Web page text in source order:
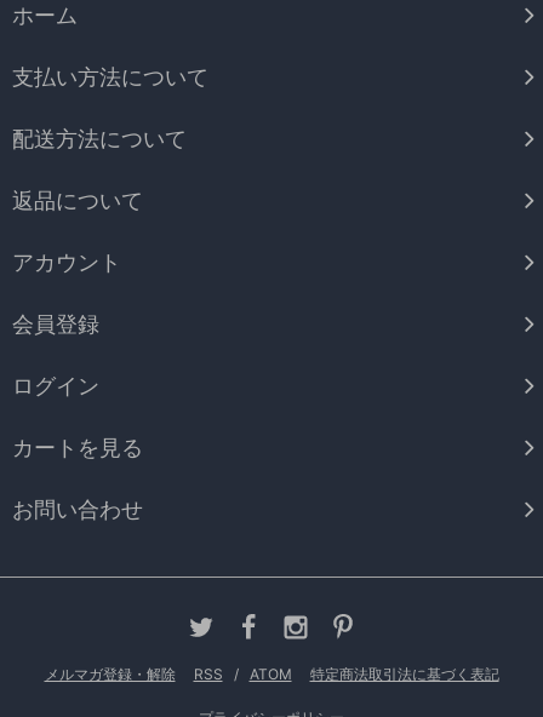
ホーム
支払い方法について
配送方法について
返品について
アカウント
会員登録
ログイン
カートを見る
お問い合わせ
メルマガ登録・解除 RSS / ATOM 特定商法取引法に基づく表記